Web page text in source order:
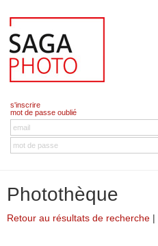
s'inscrire
mot de passe oublié
Photothèque
Retour au résultats de recherche |